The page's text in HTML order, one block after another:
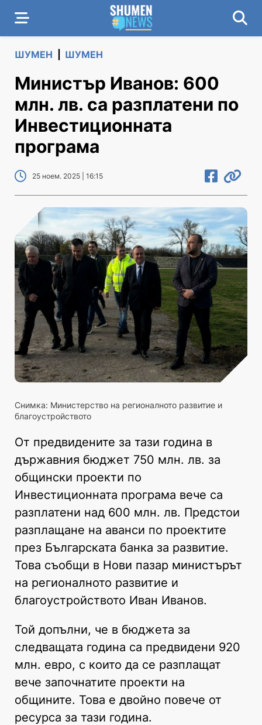
ШУМЕН ШУМЕН
Министър Иванов: 600
млн. лв. са разплатени по
Инвестиционната
програма
25 ноем. 2025 | 16:15
Снимка: Министерство на регионалното развитие и
благоустройството
От предвидените за тази година в
държавния бюджет 750 млн. лв. за
общински проекти по
Инвестиционната програма вече са
разплатени над 600 млн. лв. Предстои
разплащане на аванси по проектите
през Българската банка за развитие.
Това съобщи в Нови пазар министърът
на регионалното развитие и
благоустройството Иван Иванов.
Той допълни, че в бюджета за
следващата година са предвидени 920
млн. евро, с които да се разплащат
вече започнатите проекти на
общините. Това е двойно повече от
ресурса за тази година.